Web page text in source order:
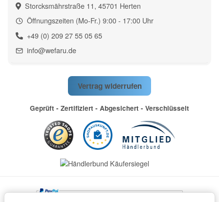
Storcksmährstraße 11, 45701 Herten
Öffnungszeiten (Mo-Fr.) 9:00 - 17:00 Uhr
+49 (0) 209 27 55 05 65
info@wefaru.de
Vertrag widerrufen
Geprüft - Zertifiziert - Abgesichert - Verschlüsselt